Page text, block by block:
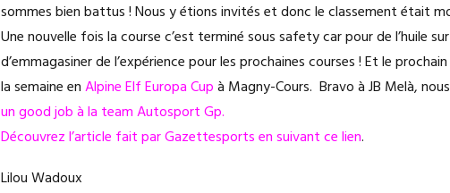
sommes bien battus ! Nous y étions invités et donc le classement était
Une nouvelle fois la course c’est terminé sous safety car pour de l’huile
d’emmagasiner de l’expérience pour les prochaines courses ! Et le
la semaine enAlpine Elf Europa Cupà Magny-Cours. Bravo à JB Melà,
un good job à la team Autosport Gp.
Découvrez l’article fait par Gazettesports en suivant ce lien.
Lilou Wadoux